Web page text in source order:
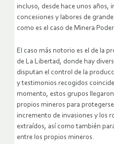
incluso, desde hace unos años,
concesiones y labores de
como es el caso de Minera
El caso más notorio es el de la
de La Libertad, donde hay
disputan el control de la
y testimonios recogidos
momento, estos grupos
propios mineros para
incremento de invasiones y los
extraídos, así como también
entre los propios mineros.